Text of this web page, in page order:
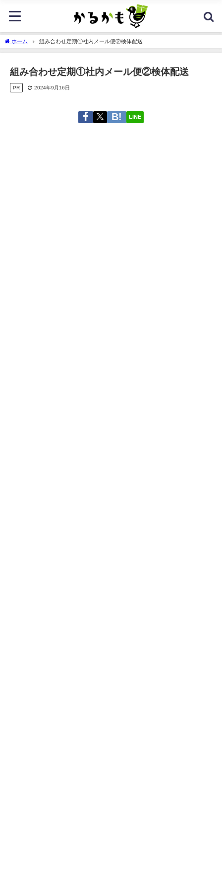
ホーム 組み合わせ定期①社内メール便②検体配送
組み合わせ定期①社内メール便②検体配送
PR 2024年9月16日
LINE